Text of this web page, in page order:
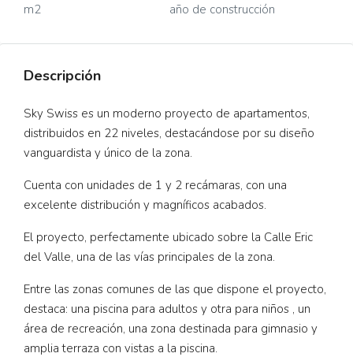
m2 año de construcción
Descripción
Sky Swiss es un moderno proyecto de apartamentos,
distribuidos en 22 niveles, destacándose por su diseño
vanguardista y único de la zona.
Cuenta con unidades de 1 y 2 recámaras, con una
excelente distribución y magníficos acabados.
El proyecto, perfectamente ubicado sobre la Calle Eric
del Valle, una de las vías principales de la zona.
Entre las zonas comunes de las que dispone el proyecto,
destaca: una piscina para adultos y otra para niños , un
área de recreación, una zona destinada para gimnasio y
amplia terraza con vistas a la piscina.